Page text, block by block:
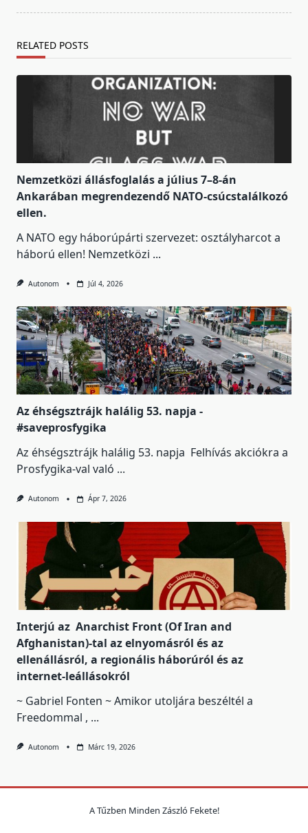
RELATED POSTS
Nemzetközi állásfoglalás a július 7–8-án
Ankarában megrendezendő NATO-csúcstalálkozó
ellen.
A NATO egy háborúpárti szervezet: osztályharcot a
háború ellen! Nemzetközi ...
Autonom Júl 4, 2026
Az éhségsztrájk halálig 53. napja -
#saveprosfygika
Az éhségsztrájk halálig 53. napja Felhívás akciókra a
Prosfygika-val való ...
Autonom Ápr 7, 2026
Interjú az Anarchist Front (Of Iran and
Afghanistan)-tal az elnyomásról és az
ellenállásról, a regionális háborúról és az
internet-leállásokról
~ Gabriel Fonten ~ Amikor utoljára beszéltél a
Freedommal , ...
Autonom Márc 19, 2026
A Tűzben Minden Zászló Fekete!